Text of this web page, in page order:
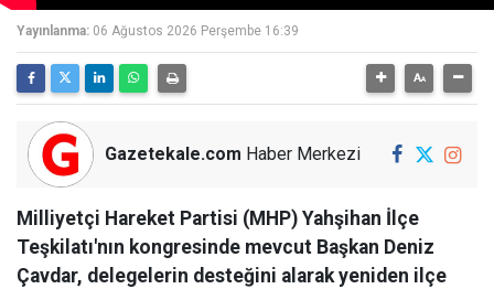
Yayınlanma: 06 Ağustos 2026 Perşembe 16:39
Gazetekale.com Haber Merkezi
Milliyetçi Hareket Partisi (MHP) Yahşihan İlçe
Teşkilatı'nın kongresinde mevcut Başkan Deniz
Çavdar, delegelerin desteğini alarak yeniden ilçe